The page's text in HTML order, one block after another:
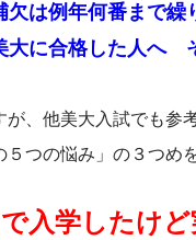
欠は例年何番まで繰
大に合格した人へ
、他美大入試でも参
つの悩み」の３つめを
で入学したけ